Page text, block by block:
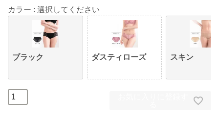
カラー 選択してください
ブラック ダスティローズ スキン